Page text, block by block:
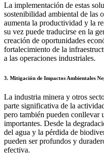
La implementación de estas
sostenibilidad ambiental de las
aumenta la productividad y la
su vez puede traducirse en la
creación de oportunidades
fortalecimiento de la
a las operaciones industriales.
3. Mitigación de Impactos Ambientales
La industria minera y otros
parte significativa de la
pero también pueden conllevar
importantes. Desde la
del agua y la pérdida de
pueden ser profundos y
efectiva.